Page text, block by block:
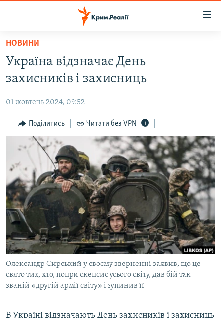
Перейти
основного
матеріалу
до
навігації
Перейти
пошуку
ВОДА.КРИМ
ПОЛІТИКА
БЛОГИ
ПОГЛЯД
ІНТЕРВ'Ю
ВСЕ ЗА ДЕНЬ
СПЕЦПРОЕКТИ
ДЕПОРТАЦІЯ
ВІДЕОУРОКИ «ELIFBE»
СВІДЧЕННЯ ОКУПАЦІЇ
УКРАЇНСЬКА ПРОБЛЕМА КРИМУ
ІНФОГРАФІКА
ЯК ОБІЙТИ БЛОКУВАННЯ
Русский
Qırımtatar
ДОЛУЧАЙСЯ!
НОВИНИ
Україна відзначає День
захисників і захисниць
01 жовтень 2024, 09:52
Поділитись Читати без VPN
Олександр Сирський у своєму зверненні заявив, що це
свято тих, хто, попри скепсис усього світу, дав бій так
званій «другій армії світу» і зупинив її
В Україні відзначають День захисників і захисниць